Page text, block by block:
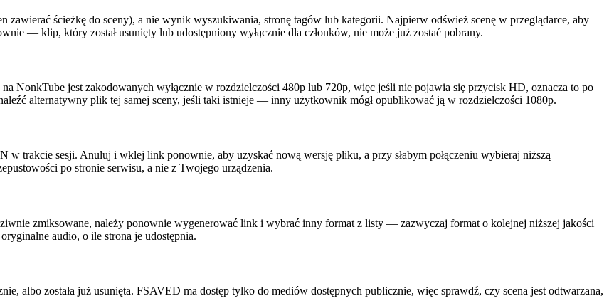
zawierać ścieżkę do sceny), a nie wynik wyszukiwania, stronę tagów lub kategorii. Najpierw odśwież scenę w przeglądarce, aby
— klip, który został usunięty lub udostępniony wyłącznie dla członków, nie może już zostać pobrany.
NonkTube jest zakodowanych wyłącznie w rozdzielczości 480p lub 720p, więc jeśli nie pojawia się przycisk HD, oznacza to po
alternatywny plik tej samej sceny, jeśli taki istnieje — inny użytkownik mógł opublikować ją w rozdzielczości 1080p.
w trakcie sesji. Anuluj i wklej link ponownie, aby uzyskać nową wersję pliku, a przy słabym połączeniu wybieraj niższą
po stronie serwisu, a nie z Twojego urządzenia.
zmiksowane, należy ponownie wygenerować link i wybrać inny format z listy — zazwyczaj format o kolejnej niższej jakości
audio, o ile strona je udostępnia.
albo została już usunięta. FSAVED ma dostęp tylko do mediów dostępnych publicznie, więc sprawdź, czy scena jest odtwarzana,